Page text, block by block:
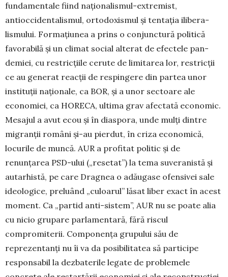
fundamentale fiind naționalismul-extre­mist,
antioccidentalismul, ortodoxismul și tentația ili­bera­
lismului. Formațiunea a prins o conjunctură politică
favorabilă și un climat social alterat de efectele pan­
demiei, cu restricțiile cerute de limitarea lor, restricții
ce au generat reacții de respingere din partea unor
instituții naționale, ca BOR, și a unor sectoare ale
economiei, ca HORECA, ultima grav afectată economic.
Mesajul a avut ecou și în diaspora, unde mulți dintre
migranții ro­mâni și-au pierdut, în criza economică,
locurile de muncă. AUR a profitat politic și de
renunțarea PSD-ului („resetat”) la tema suveranistă și
autarhistă, pe care Dragnea o adău­gase ofensivei sale
ideologice, preluând „culoarul” lăsat liber exact în acest
moment. Ca „partid anti-sistem”, AUR nu se poate alia
cu nicio grupare parlamentară, fără riscul
compromiterii. Componența grupului său de
reprezentanți nu îi va da posibilitatea să participe
responsabil la dez­baterile legate de problemele